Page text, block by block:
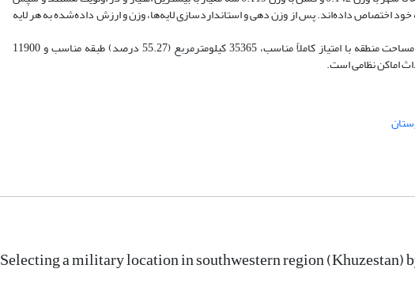
شیب (0.0188) و جهت (0.0163) کمترین وزن را به خود اختصاص داده‌اند. پس از وزن دهی و استانداردسازی لایه‌ها، وزن و ارزش داده‌شده به هر لایه
نتایج تحقیق نشان داد 16733 کیلومترمربع معادل 26.14 درصد از مساحت منطقه با امتیاز کاملاً مناسب، 35365 کیلومترمربع (55.27 درصد) طبقه مناسب و 11900
Selecting a military location in southwestern region (Khuzestan)